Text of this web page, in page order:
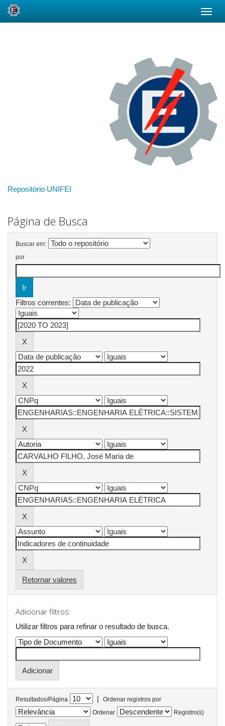
Repositório UNIFEI
Página de Busca
Buscar em:
por
Filtros correntes:
Retornar valores
Adicionar filtros:
Utilizar filtros para refinar o resultado de busca.
Resultados/Página |
Ordenar registros por
Ordenar
Registro(s)